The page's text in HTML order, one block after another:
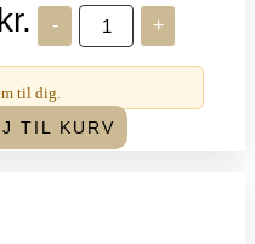
-
Haandarbejdets
Fremme
-
Tusindfryd
VO
antal
+
til dig.
TIL KURV